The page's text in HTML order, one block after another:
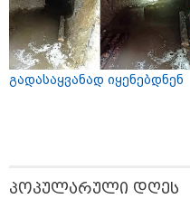
გადასაყვანად იყენებდნენ
პოპულარული დღეს